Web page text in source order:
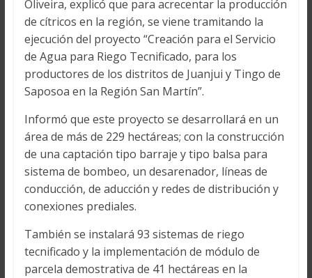
Oliveira, explicó que para acrecentar la producción
de cítricos en la región, se viene tramitando la
ejecución del proyecto “Creación para el Servicio
de Agua para Riego Tecnificado, para los
productores de los distritos de Juanjui y Tingo de
Saposoa en la Región San Martín”.
Informó que este proyecto se desarrollará en un
área de más de 229 hectáreas; con la construcción
de una captación tipo barraje y tipo balsa para
sistema de bombeo, un desarenador, líneas de
conducción, de aducción y redes de distribución y
conexiones prediales.
También se instalará 93 sistemas de riego
tecnificado y la implementación de módulo de
parcela demostrativa de 41 hectáreas en la